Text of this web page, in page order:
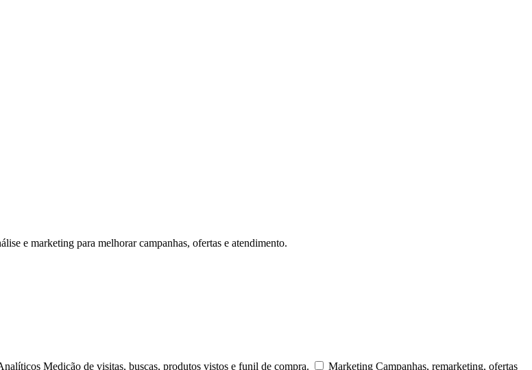
e marketing para melhorar campanhas, ofertas e atendimento.
Medição de visitas, buscas, produtos vistos e funil de compra. Marketing Campanhas, remarketing, ofertas